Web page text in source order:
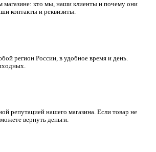
магазине: кто мы, наши клиенты и почему они
контакты и реквизиты.
регион России, в удобное время и день.
репутацией нашего магазина. Если товар не
вернуть деньги.